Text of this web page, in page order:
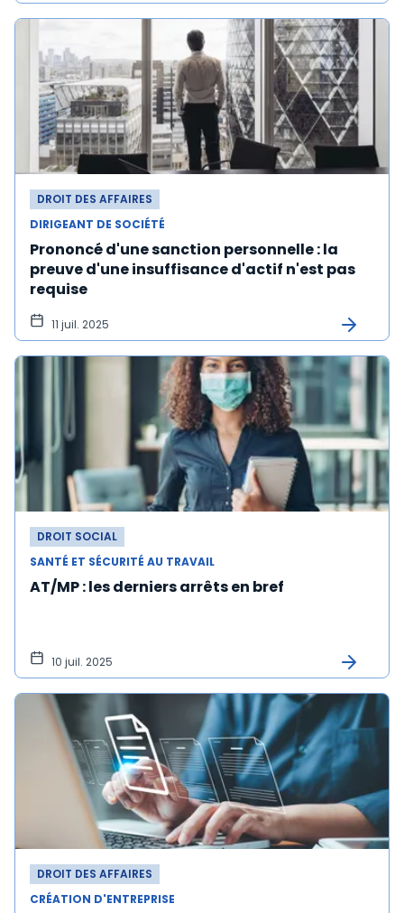
DROIT DES AFFAIRES
DIRIGEANT DE SOCIÉTÉ
Prononcé d'une sanction personnelle : la
preuve d'une insuffisance d'actif n'est pas
requise
11 juil. 2025
DROIT SOCIAL
SANTÉ ET SÉCURITÉ AU TRAVAIL
AT/MP : les derniers arrêts en bref
10 juil. 2025
DROIT DES AFFAIRES
CRÉATION D'ENTREPRISE